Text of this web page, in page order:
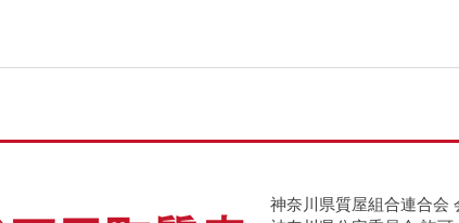
神奈川県質屋組合連合会